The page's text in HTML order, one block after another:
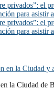
privados”: el
para asistir
privados”: el
para asistir
en la Ciudad y
la Ciudad de